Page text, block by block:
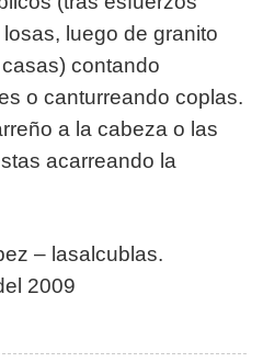
luego de granito
contando
o canturreando coplas.
a la cabeza o las
acarreando la
– lasalcublas.
2009